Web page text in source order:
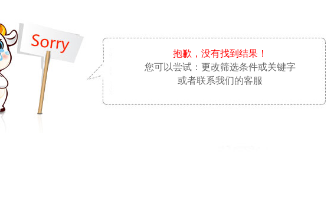
抱歉，没有找到结果！
您可以尝试：更改筛选条件或关键字
或者联系我们的客服